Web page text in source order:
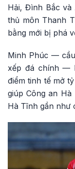
Hải, Đình Bắc và
thủ môn Thanh
bằng mới bị phá
Minh Phúc —
xếp đá chính —
điểm tinh tế mở
giúp Công an
Hà Tĩnh gần như